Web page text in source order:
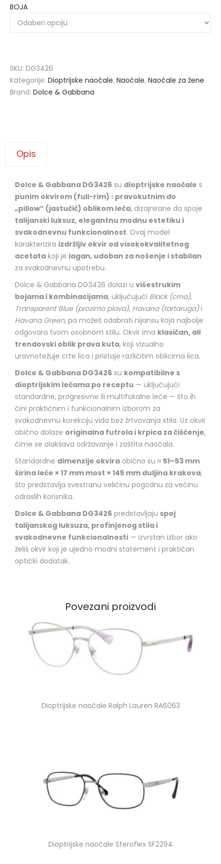
BOJA
SKU: DG3426
Kategorije: Dioptrijske naočale, Naočale, Naočale za žene
Brand: Dolce & Gabbana
Opis
Dolce & Gabbana DG3426 su dioptrijske naočale s
punim okvirom (full-rim) i pravokutnim do
„pillow” (jastučić) oblikom leća, dizajnirane da spoje
talijanski luksuz, elegantnu modnu estetiku i
svakodnevnu funkcionalnost. Ovaj model
karakterizira izdržljiv okvir od visokokvalitetnog
acetata koji je lagan, udoban za nošenje i stabilan
za svakodnevnu upotrebu.
Dolce & Gabbana DG3426 dolazi u višestrukim
bojama i kombinacijama, uključujući Black (crna),
Transparent Blue (prozirno plava), Havana (tartaruga)i
Havana Green, pa možeš odabrati nijansu koja najbolje
odgovara tvom osobnom stilu. Okvir ima klasičan, ali
trendovski oblik prava kuta, koji vizualno
uravnotežuje crte lica i pristaje različitim oblicima lica.
Dolce & Gabbana DG3426 su kompatibilne s
dioptrijskim lećama po receptu — uključujući
standardne, progresivne ili multifokalne leće — što ih
čini praktičnim i funkcionalnim izborom za
svakodnevnu korekciju vida bez žrtvovanja stila. Uz okvir
obično dolaze originalna futrola i krpica za čišćenje,
čime se olakšava održavanje i zaštita naočala.
Standardne dimenzije okvira obično su ≈ 51–53 mm
širina leće × 17 mm most × 145 mm duljina krakova,
što predstavlja svestranu veličinu pogodnu za većinu
odraslih korisnika.
Dolce & Gabbana DG3426 predstavljaju spoj
talijanskog luksuza, profinjenog stila i
svakodnevne funkcionalnosti — izvrstan izbor ako
želiš okvir koji je ujedno modni statement i praktičan
optički dodatak.
Povezani proizvodi
Dioptrijske naočale Ralph Lauren RA6063
Dioptrijske naočale Sferoflex SF2294